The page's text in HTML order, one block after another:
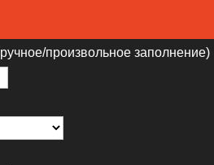
произвольное заполнение)